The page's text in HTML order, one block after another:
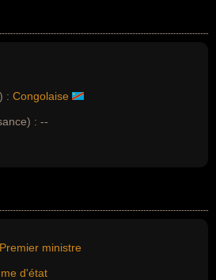
: Congolaise
: --
Premier ministre
d'état